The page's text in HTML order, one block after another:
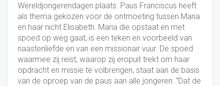
Wereldjongerendagen plaats. Paus Franciscus heeft
als thema gekozen voor de ontmoeting tussen Maria
en haar nicht Elisabeth. Maria die opstaat en met
spoed op weg gaat, is een teken en voorbeeld van
naastenliefde en van een missionair vuur. De spoed
waarmee zij reist, waarop zij eropuit trekt om haar
opdracht en missie te volbrengen, staat aan de basis
van de oproep van de paus aan alle jongeren: “Dat de